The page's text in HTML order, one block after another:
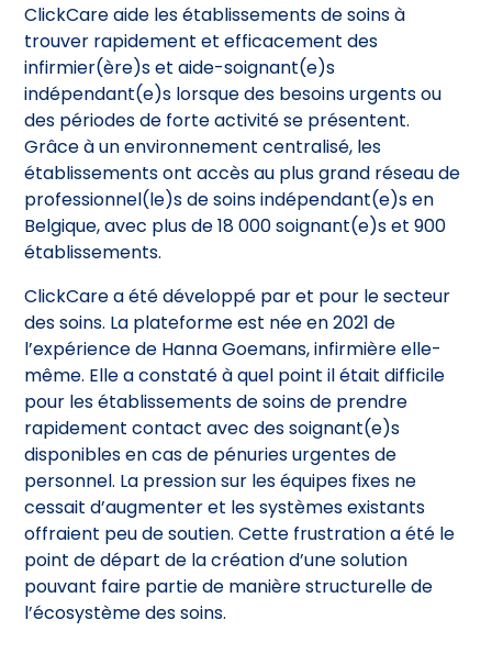
ClickCare aide les établissements de soins à
trouver rapidement et efficacement des
infirmier(ère)s et aide-soignant(e)s
indépendant(e)s lorsque des besoins urgents ou
des périodes de forte activité se présentent.
Grâce à un environnement centralisé, les
établissements ont accès au plus grand réseau de
professionnel(le)s de soins indépendant(e)s en
Belgique, avec plus de 18 000 soignant(e)s et 900
établissements.
ClickCare a été développé par et pour le secteur
des soins. La plateforme est née en 2021 de
l’expérience de Hanna Goemans, infirmière elle-
même. Elle a constaté à quel point il était difficile
pour les établissements de soins de prendre
rapidement contact avec des soignant(e)s
disponibles en cas de pénuries urgentes de
personnel. La pression sur les équipes fixes ne
cessait d’augmenter et les systèmes existants
offraient peu de soutien. Cette frustration a été le
point de départ de la création d’une solution
pouvant faire partie de manière structurelle de
l’écosystème des soins.